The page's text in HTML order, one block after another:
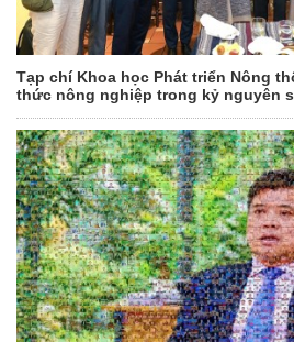
Tạp chí Khoa học Phát triển Nông
thức nông nghiệp trong kỷ nguyên